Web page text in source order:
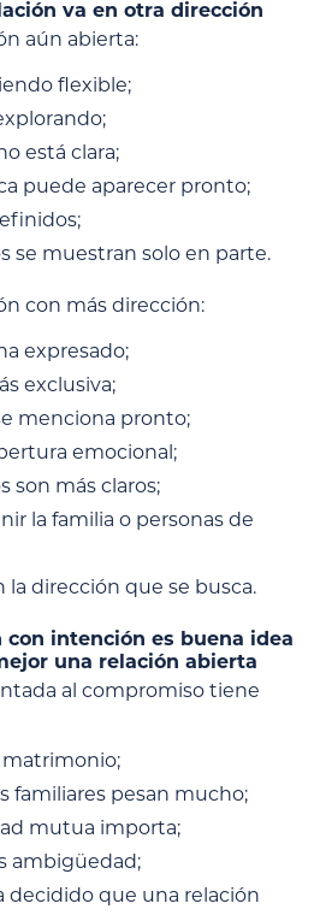
va en otra dirección
aún abierta:
flexible;
está clara;
puede aparecer pronto;
se muestran solo en parte.
con más dirección:
expresado;
exclusiva;
menciona pronto;
emocional;
son más claros;
la familia o personas de
la dirección que se busca.
con intención es buena idea
una relación abierta
al compromiso tiene
familiares pesan mucho;
mutua importa;
ambigüedad;
decidido que una relación